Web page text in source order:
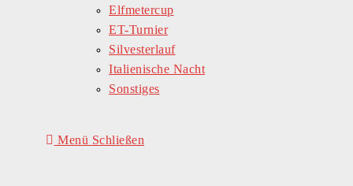
Elfmetercup
ET-Turnier
Silvesterlauf
Italienische Nacht
Sonstiges
Menü Schließen